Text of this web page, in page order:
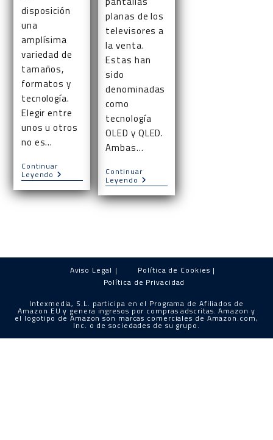
disposición
una
amplísima
variedad de
tamaños,
formatos y
tecnología.
Elegir entre
unos u otros
no es…
Continuar
Leyendo Tv
OLED
Vs
LED
planas de los
televisores a
la venta.
Estas han
sido
denominadas
como
tecnología
OLED y QLED.
Ambas…
Continuar
Leyendo ¿Televisores
OLED
O
QLED?
Aviso Legal
Política de Cookies
Política de Privacidad
Intexmedia, S.L. participa en el Programa de Afiliados de
Amazon EU y genera ingresos por compras adscritas. Amazon y
el logotipo de Amazon son marcas comerciales de Amazon.com,
Inc. o de sociedades de su grupo.